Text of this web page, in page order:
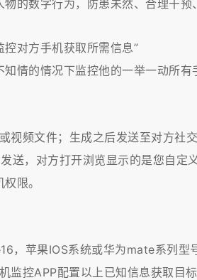
的数字行为，防患未然、合理干预
对方手机获取所需信息”
情的情况下监控他的一举一动所有
频文件；生成之后发送至对方社交
，对方打开浏览显示的是您自定
限。
，苹果IOS系统或华为mate系列型
控APP配置以上已知信息获取目标